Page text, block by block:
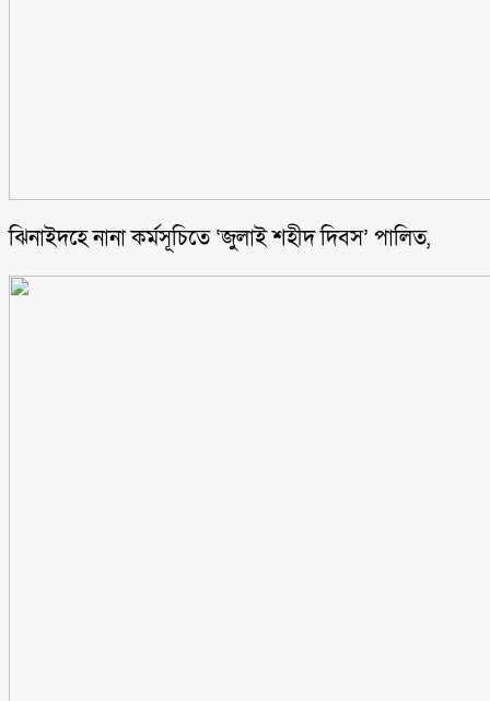
ঝিনাইদহে নানা কর্মসূচিতে ‘জুলাই শহীদ দিবস’ পালিত,